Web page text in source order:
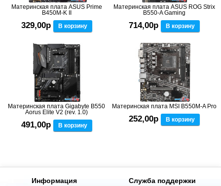
Материнская плата ASUS Prime
B450M-K II
329,00р В корзину
Материнская плата ASUS ROG Strix
B550-A Gaming
714,00р В корзину
Материнская плата Gigabyte B550
Aorus Elite V2 (rev. 1.0)
491,00р В корзину
Материнская плата MSI B550M-A Pro
252,00р В корзину
Информация Служба поддержки